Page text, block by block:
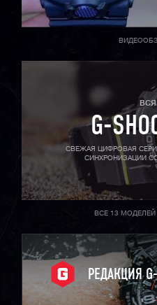
G-
СВЕЖАЯ ЦИФРОВАЯ
СИНХРОНИЗАЦИИ
ВСЕ 13 МОДЕЛЕЙ
РЕДАКЦИЯ G-